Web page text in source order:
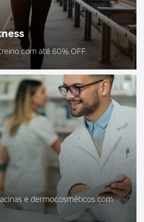
com até 60% OFF.
e dermocosméticos com